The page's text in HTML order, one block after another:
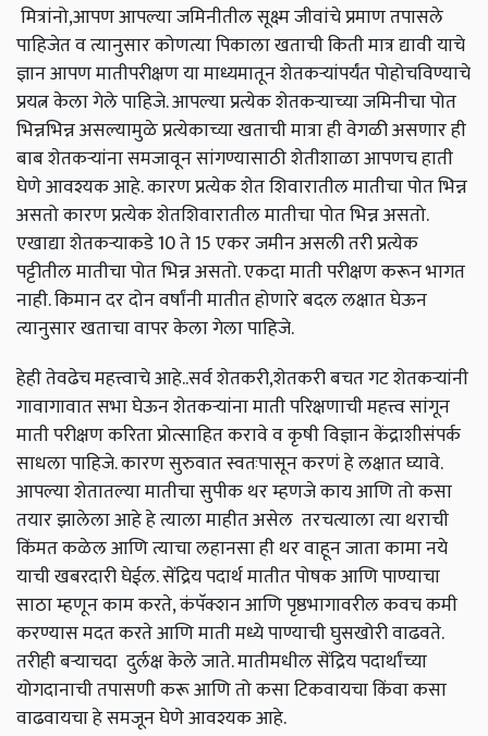
मित्रांनो,आपण आपल्या जमिनीतील सूक्ष्म जीवांचे प्रमाण तपासले
पाहिजेत व त्यानुसार कोणत्या पिकाला खताची किती मात्र द्यावी याचे
ज्ञान आपण मातीपरीक्षण या माध्यमातून शेतकऱ्यांपर्यंत पोहोचविण्याचे
प्रयत्न केला गेले पाहिजे. आपल्या प्रत्येक शेतकऱ्याच्या जमिनीचा पोत
भिन्नभिन्न असल्यामुळे प्रत्येकाच्या खताची मात्रा ही वेगळी असणार ही
बाब शेतकऱ्यांना समजावून सांगण्यासाठी शेतीशाळा आपणच हाती
घेणे आवश्यक आहे. कारण प्रत्येक शेत शिवारातील मातीचा पोत भिन्न
असतो कारण प्रत्येक शेतशिवारातील मातीचा पोत भिन्न असतो.
एखाद्या शेतकऱ्याकडे 10 ते 15 एकर जमीन असली तरी प्रत्येक
पट्टीतील मातीचा पोत भिन्न असतो. एकदा माती परीक्षण करून भागत
नाही. किमान दर दोन वर्षांनी मातीत होणारे बदल लक्षात घेऊन
त्यानुसार खताचा वापर केला गेला पाहिजे.
हेही तेवढेच महत्त्वाचे आहे..सर्व शेतकरी,शेतकरी बचत गट शेतकऱ्यांनी
गावागावात सभा घेऊन शेतकऱ्यांना माती परिक्षणाची महत्त्व सांगून
माती परीक्षण करिता प्रोत्साहित करावे व कृषी विज्ञान केंद्राशीसंपर्क
साधला पाहिजे. कारण सुरुवात स्वतःपासून करणं हे लक्षात घ्यावे.
आपल्या शेतातल्या मातीचा सुपीक थर म्हणजे काय आणि तो कसा
तयार झालेला आहे हे त्याला माहीत असेल तरचत्याला त्या थराची
किंमत कळेल आणि त्याचा लहानसा ही थर वाहून जाता कामा नये
याची खबरदारी घेईल. सेंद्रिय पदार्थ मातीत पोषक आणि पाण्याचा
साठा म्हणून काम करते, कंपॅक्शन आणि पृष्ठभागावरील कवच कमी
करण्यास मदत करते आणि माती मध्ये पाण्याची घुसखोरी वाढवते.
तरीही बऱ्याचदा दुर्लक्ष केले जाते. मातीमधील सेंद्रिय पदार्थांच्या
योगदानाची तपासणी करू आणि तो कसा टिकवायचा किंवा कसा
वाढवायचा हे समजून घेणे आवश्यक आहे.